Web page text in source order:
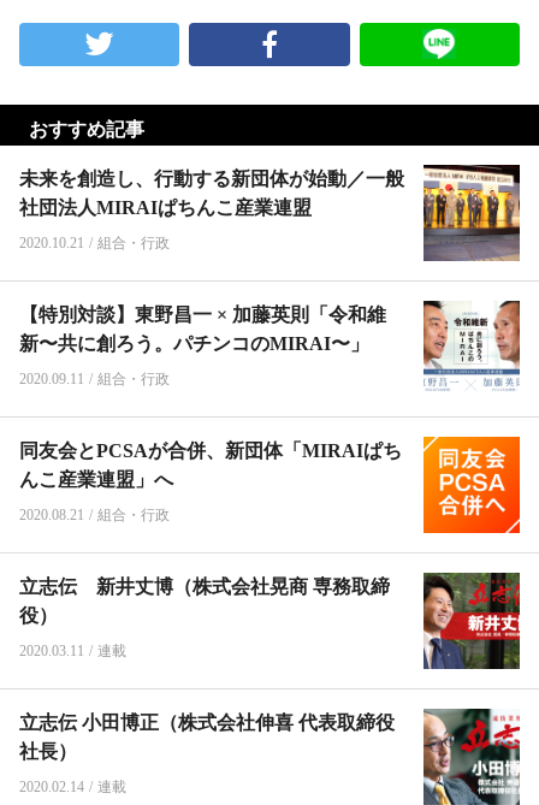
おすすめ記事
未来を創造し、行動する新団体が始動／一般
社団法人MIRAIぱちんこ産業連盟
2020.10.21 / 組合・行政
【特別対談】東野昌一 × 加藤英則「令和維
新〜共に創ろう。パチンコのMIRAI〜」
2020.09.11 / 組合・行政
同友会とPCSAが合併、新団体「MIRAIぱち
んこ産業連盟」へ
2020.08.21 / 組合・行政
立志伝 新井丈博（株式会社晃商 専務取締
役）
2020.03.11 / 連載
立志伝 小田博正（株式会社伸喜 代表取締役
社長）
2020.02.14 / 連載